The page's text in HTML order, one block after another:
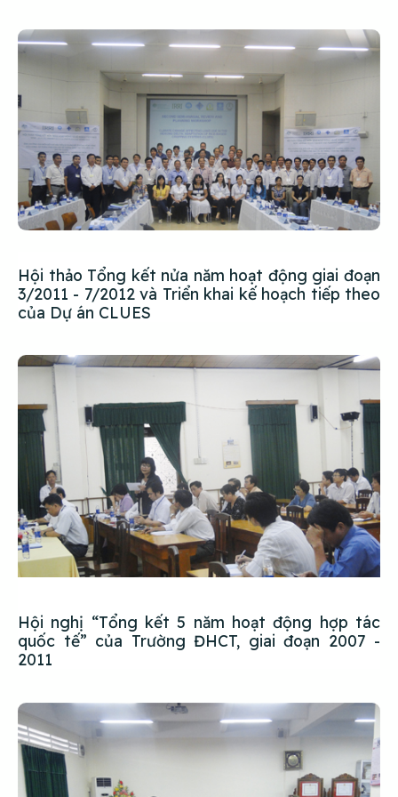
Hội thảo Tổng kết nửa năm hoạt động giai đoạn
3/2011 - 7/2012 và Triển khai kế hoạch tiếp theo
của Dự án CLUES
Hội nghị “Tổng kết 5 năm hoạt động hợp tác
quốc tế” của Trường ĐHCT, giai đoạn 2007 -
2011